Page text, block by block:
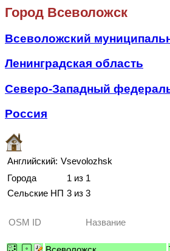
Город Всеволожск
Всеволожский
Ленинградская область
Северо-Западный
Россия
Английский: Vsevolozhsk
Города
1 из 1
Сельские НП 3 из 3
OSM ID Название